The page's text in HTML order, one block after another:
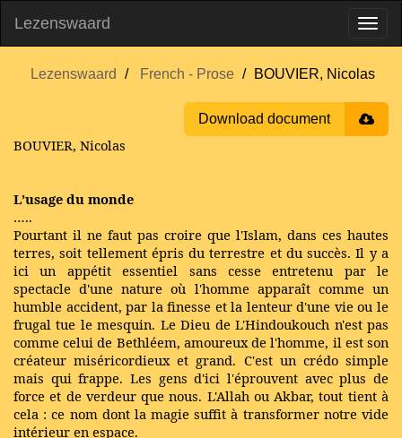
Lezenswaard
Lezenswaard French - Prose BOUVIER, Nicolas
Download document
BOUVIER, Nicolas
L’usage du monde
…..
Pourtant il ne faut pas croire que l'Islam, dans ces hautes
terres, soit tellement épris du terrestre et du succès. Il y a
ici un appétit essentiel sans cesse entretenu par le
spectacle d'une nature où l'homme apparaît comme un
humble accident, par la finesse et la lenteur d'une vie ou le
frugal tue le mesquin. Le Dieu de L'Hindoukouch n'est pas
comme celui de Bethléem, amoureux de l'homme, il est son
créateur miséricordieux et grand. C'est un crédo simple
mais qui frappe. Les gens d'ici l'éprouvent avec plus de
force et de verdeur que nous. L'Allah ou Akbar, tout tient à
cela : ce nom dont la magie suffit à transformer notre vide
intérieur en espace.